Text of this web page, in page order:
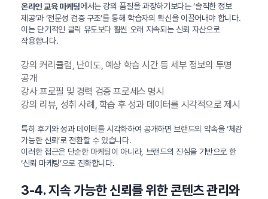
온라인 교육 마케팅에서는 강의 품질을 과장하기보다는 ‘솔직한 정보
제공’과 ‘전문성 검증 구조’를 통해 학습자의 확신을 이끌어내야 합니다.
이는 단기적인 클릭 유도보다 훨씬 오래 지속되는 신뢰 자산으로
작용합니다.
강의 커리큘럼, 난이도, 예상 학습 시간 등 세부 정보의 투명
공개
강사 프로필 및 경력 검증 프로세스 명시
강의 리뷰, 성취 사례, 학습 후 성과 데이터를 시각적으로 제시
특히 후기와 성과 데이터를 시각화하여 공개하면 브랜드의 약속을 ‘체감
가능한 신뢰’로 전환할 수 있습니다.
이러한 접근은 단순한 마케팅이 아니라, 브랜드의 진심을 기반으로 한
‘신뢰 마케팅’으로 진화합니다.
3-4. 지속 가능한 신뢰를 위한 콘텐츠 관리와